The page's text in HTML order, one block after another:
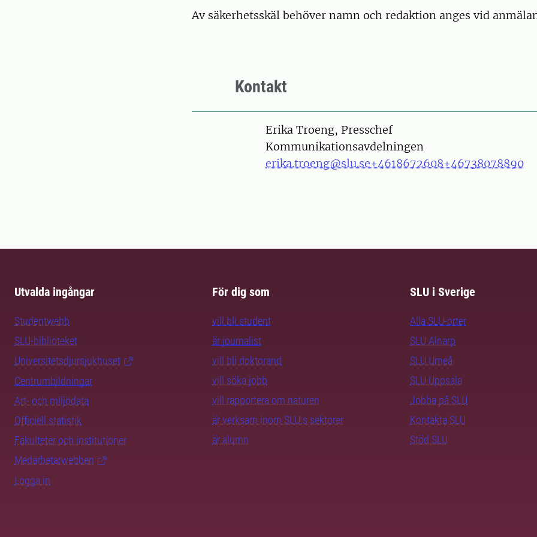
Av säkerhetsskäl behöver namn och redaktion anges vid
Kontakt
PersonErika Troeng, Presschef
Kommunikationsavdelningen
erika.troeng@slu.se+4618672608+46738078890
Utvalda ingångar
Studentwebb
SLU-biblioteket
Universitetsdjursjukhuset
Centrumbildningar
Art- och miljödata
Officiell statistik
Fakulteter och institutioner
Medarbetarwebben
Logga in
För dig som
vill bli student
är journalist
vill bli doktorand
vill söka jobb
vill rapportera om naturen
är verksam inom SLU:s sektorer
är alumn
SLU i Sverige
Alla SLU-orter
SLU Alnarp
SLU Umeå
SLU Uppsala
Jobba på SLU
Kontakta SLU
Stöd SLU